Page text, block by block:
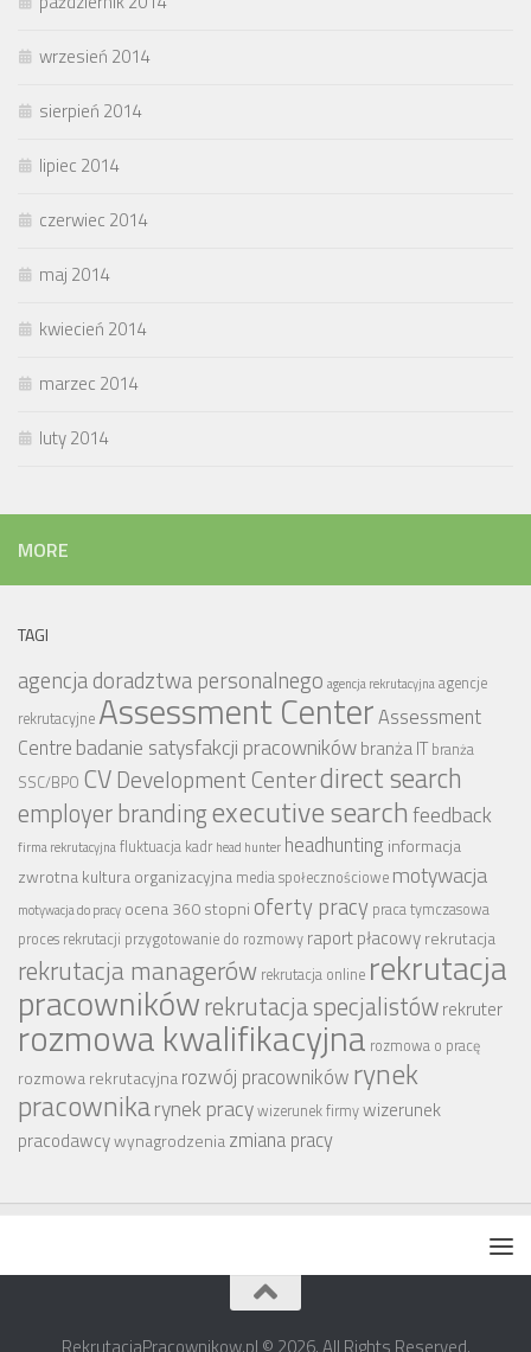
wrzesień 2014
sierpień 2014
lipiec 2014
czerwiec 2014
maj 2014
kwiecień 2014
marzec 2014
luty 2014
MORE
TAGI
agencja doradztwa personalnego agencja rekrutacyjnaagencje
rekrutacyjne Assessment CenterAssessment
Centre badanie satysfakcji pracownikówbranża IT branża
SSC/BPO CV Development Centerdirect search
employer brandingexecutive searchfeedback
firma rekrutacyjnafluktuacja kadr head hunter headhunting informacja
zwrotnakultura organizacyjna media społecznościowe motywacja
motywacja do pracy ocena 360 stopni oferty pracy praca tymczasowa
proces rekrutacji przygotowanie do rozmowy raport płacowyrekrutacja
rekrutacja managerów rekrutacja online rekrutacja
pracownikówrekrutacja specjalistówrekruter
rozmowa kwalifikacyjna rozmowa o pracę
rozmowa rekrutacyjnarozwój pracowników rynek
pracownikarynek pracywizerunek firmywizerunek
pracodawcywynagrodzeniazmiana pracy